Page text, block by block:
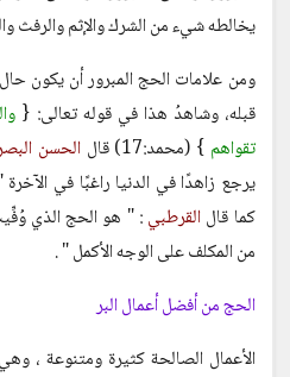
يخالطه شيء من الشرك والإثم والرفث
ومن علامات الحج المبرور أن يكون
قبله، وشاهدُ هذا في قوله تعالى: {
تقواهم } (محمد:17) قال الحسن
يرجع زاهدًا في الدنيا راغبًا في
كما قالالقرطبي: " هو الحج الذي
من المكلف على الوجه الأكمل " .
الحج من أفضل أعمال البر
الأعمال الصالحة كثيرة ومتنوعة ،